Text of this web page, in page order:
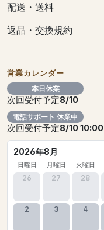
配送・送料
返品・交換規約
営業カレンダー
本日休業
次回受付予定8/10
電話サポート 休業中
次回受付予定8/10 10:00
2026年8月
日曜日 月曜日 火曜日
26 27 28
2 3 4